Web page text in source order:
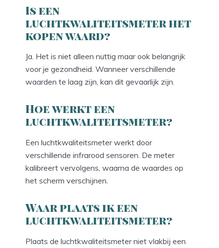
Is een
luchtkwaliteitsmeter het
kopen waard?
Ja. Het is niet alleen nuttig maar ook belangrijk
voor je gezondheid. Wanneer verschillende
waarden te laag zijn, kan dit gevaarlijk zijn.
Hoe werkt een
luchtkwaliteitsmeter?
Een luchtkwaliteitsmeter werkt door
verschillende infrarood sensoren. De meter
kalibreert vervolgens, waarna de waardes op
het scherm verschijnen.
Waar plaats ik een
luchtkwaliteitsmeter?
Plaats de luchtkwaliteitsmeter niet vlakbij een